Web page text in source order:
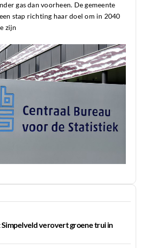
gas dan voorheen. De gemeente
stap richting haar doel om in 2040
zijn
Simpelveld verovert groene trui in